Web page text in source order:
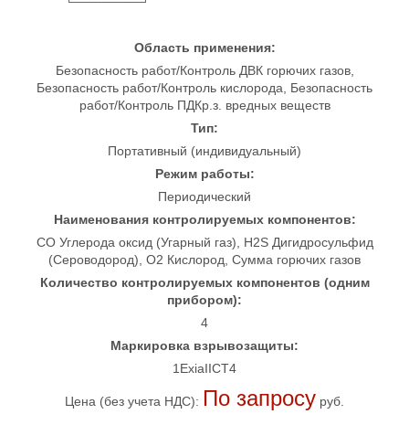
Область применения:
Безопасность работ/Контроль ДВК горючих газов,
Безопасность работ/Контроль кислорода, Безопасность
работ/Контроль ПДКр.з. вредных веществ
Тип:
Портативный (индивидуальный)
Режим работы:
Периодический
Наименования контролируемых компонентов:
CO Углерода оксид (Угарный газ), H2S Дигидросульфид
(Сероводород), O2 Кислород, Сумма горючих газов
Количество контролируемых компонентов (одним
прибором):
4
Маркировка взрывозащиты:
1ExiaIICT4
Цена (без учета НДС): По запросу руб.